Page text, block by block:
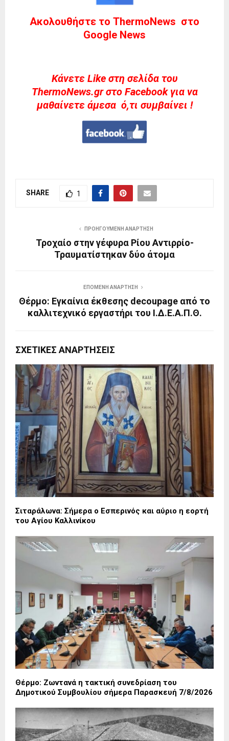
Ακολουθήστε το ThermoNews στο
Google News
Kάνετε Like στη σελίδα του
ThermoNews.gr στο Facebook για να
μαθαίνετε άμεσα ό,τι συμβαίνει !
SHARE 1
ΠΡΟΗΓΟΎΜΕΝΗ ΑΝΆΡΤΗΣΗ
Τροχαίο στην γέφυρα Ρίου Αντιρρίο-
Τραυματίστηκαν δύο άτομα
ΕΠΌΜΕΝΗ ΑΝΆΡΤΗΣΗ
Θέρμο: Εγκαίνια έκθεσης decoupage από το
καλλιτεχνικό εργαστήρι του Ι.Δ.Ε.Α.Π.Θ.
ΣΧΕΤΙΚΈΣ ΑΝΑΡΤΉΣΕΙΣ
Σιταράλωνα: Σήμερα ο Εσπερινός και αύριο η εορτή
του Αγίου Καλλινίκου
Θέρμο: Ζωντανά η τακτική συνεδρίαση του
Δημοτικού Συμβουλίου σήμερα Παρασκευή 7/8/2026